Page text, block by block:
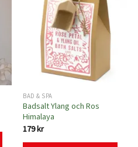
Lägg
till i
önskelistan
BAD & SPA
Badsalt Ylang och Ros
Himalaya
179kr